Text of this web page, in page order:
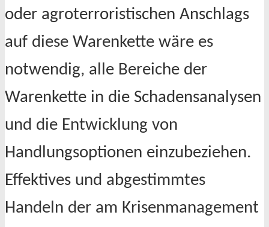
oder agroterroristischen Anschlags
auf diese Warenkette wäre es
notwendig, alle Bereiche der
Warenkette in die Schadensanalysen
und die Entwicklung von
Handlungsoptionen einzubeziehen.
Effektives und abgestimmtes
Handeln der am Krisenmanagement